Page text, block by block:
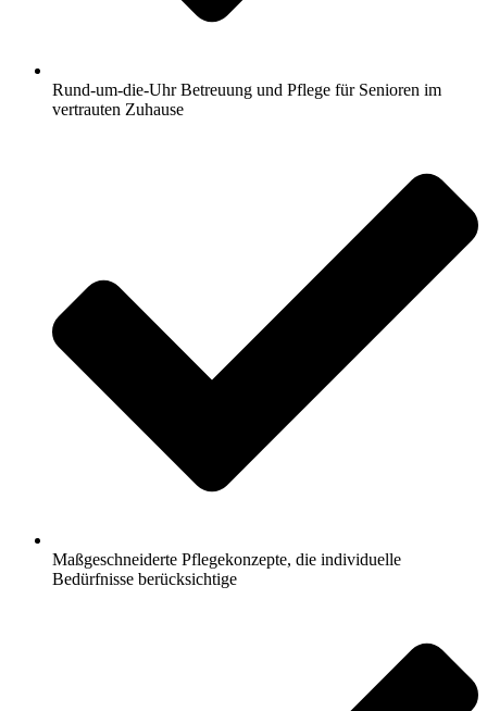
Rund-um-die-Uhr Betreuung und Pflege für Senioren im
vertrauten Zuhause
Maßgeschneiderte Pflegekonzepte, die individuelle
Bedürfnisse berücksichtige